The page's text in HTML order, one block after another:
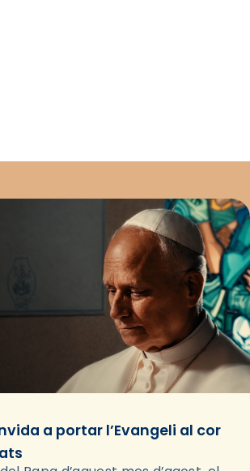
a portar l’Evangeli al cor